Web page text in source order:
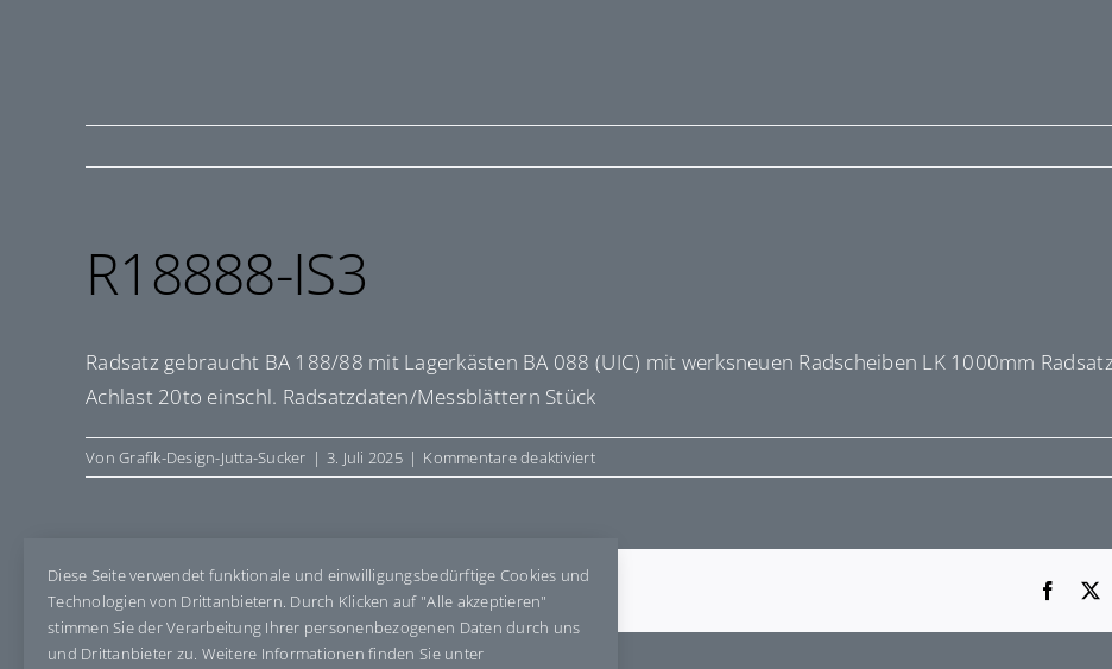
R18888-IS3
Radsatz gebraucht BA 188/88 mit Lagerkästen BA 088 (UIC) mit werksneuen Radscheiben LK 1000mm
Achlast 20to einschl. Radsatzdaten/Messblättern Stück
VonGrafik-Design-Jutta-Sucker | 3. Juli 2025 | Kommentare deaktiviertfür
R18888-
Share This Story, Choose Your Platform!
Diese Seite verwendet funktionale und einwilligungsbedürftige Cookies und
Technologien von Drittanbietern. Durch Klicken auf "Alle akzeptieren"
stimmen Sie der Verarbeitung Ihrer personenbezogenen Daten durch uns
und Drittanbieter zu. Weitere Informationen finden Sie unter